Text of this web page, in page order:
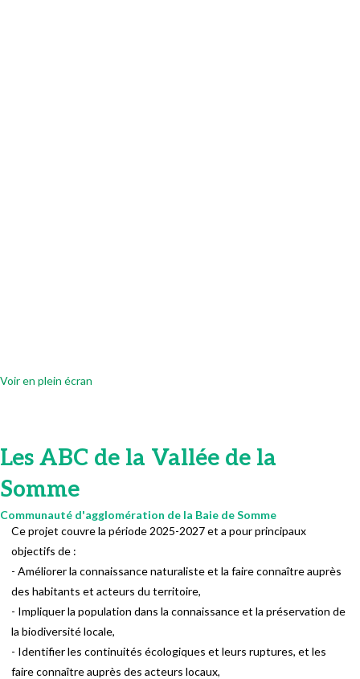
Voir en plein écran
Les ABC de la Vallée de la
Somme
Communauté d'agglomération de la Baie de Somme
Ce projet couvre la période 2025-2027 et a pour principaux
objectifs de :
- Améliorer la connaissance naturaliste et la faire connaître auprès
des habitants et acteurs du territoire,
- Impliquer la population dans la connaissance et la préservation de
la biodiversité locale,
- Identifier les continuités écologiques et leurs ruptures, et les
faire connaître auprès des acteurs locaux,